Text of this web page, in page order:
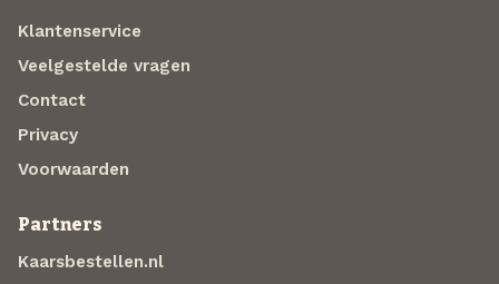
Klantenservice
Veelgestelde vragen
Contact
Privacy
Voorwaarden
Partners
Kaarsbestellen.nl